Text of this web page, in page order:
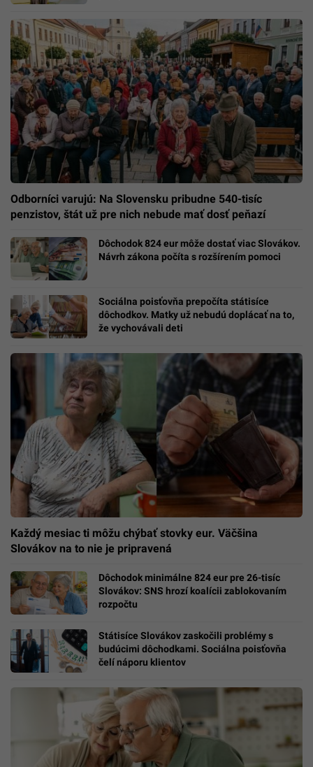
Odborníci varujú: Na Slovensku pribudne 540-tisíc
penzistov, štát už pre nich nebude mať dosť peňazí
Dôchodok 824 eur môže dostať viac Slovákov.
Návrh zákona počíta s rozšírením pomoci
Sociálna poisťovňa prepočíta státisíce
dôchodkov. Matky už nebudú doplácať na to,
že vychovávali deti
Každý mesiac ti môžu chýbať stovky eur. Väčšina
Slovákov na to nie je pripravená
Dôchodok minimálne 824 eur pre 26-tisíc
Slovákov: SNS hrozí koalícii zablokovaním
rozpočtu
Státisíce Slovákov zaskočili problémy s
budúcimi dôchodkami. Sociálna poisťovňa
čelí náporu klientov